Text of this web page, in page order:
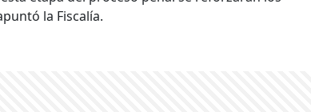
la Fiscalía.